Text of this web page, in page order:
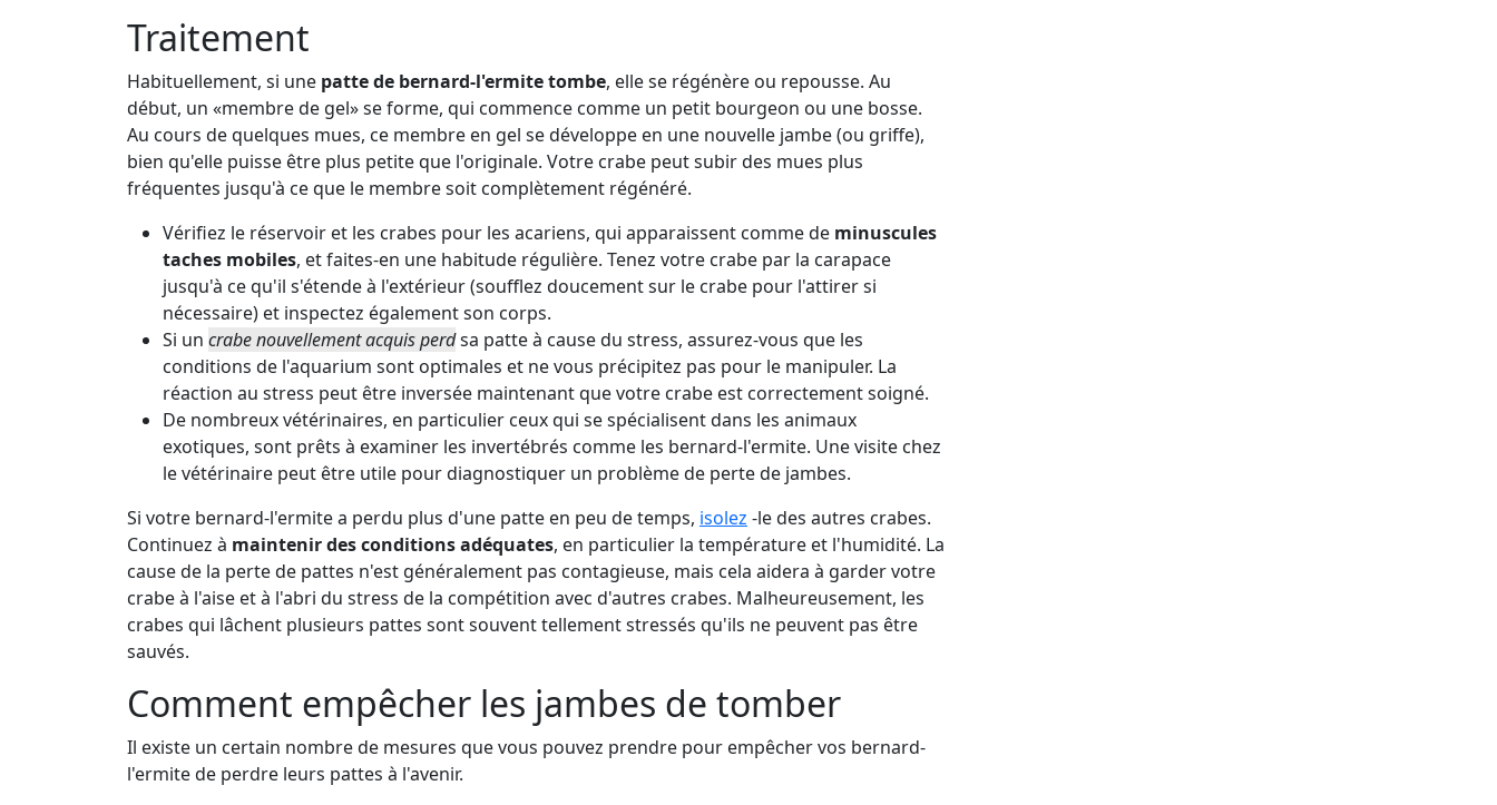
Traitement
Habituellement, si une patte de bernard-l'ermite tombe, elle se régénère ou repousse. Au
début, un «membre de gel» se forme, qui commence comme un petit bourgeon ou une bosse.
Au cours de quelques mues, ce membre en gel se développe en une nouvelle jambe (ou griffe),
bien qu'elle puisse être plus petite que l'originale. Votre crabe peut subir des mues plus
fréquentes jusqu'à ce que le membre soit complètement régénéré.
Vérifiez le réservoir et les crabes pour les acariens, qui apparaissent comme de minuscules
taches mobiles, et faites-en une habitude régulière. Tenez votre crabe par la carapace
jusqu'à ce qu'il s'étende à l'extérieur (soufflez doucement sur le crabe pour l'attirer si
nécessaire) et inspectez également son corps.
Si un crabe nouvellement acquis perdsa patte à cause du stress, assurez-vous que les
conditions de l'aquarium sont optimales et ne vous précipitez pas pour le manipuler. La
réaction au stress peut être inversée maintenant que votre crabe est correctement soigné.
De nombreux vétérinaires, en particulier ceux qui se spécialisent dans les animaux
exotiques, sont prêts à examiner les invertébrés comme les bernard-l'ermite. Une visite chez
le vétérinaire peut être utile pour diagnostiquer un problème de perte de jambes.
Si votre bernard-l'ermite a perdu plus d'une patte en peu de temps, isolez -le des autres crabes.
Continuez à maintenir des conditions adéquates, en particulier la température et l'humidité. La
cause de la perte de pattes n'est généralement pas contagieuse, mais cela aidera à garder votre
crabe à l'aise et à l'abri du stress de la compétition avec d'autres crabes. Malheureusement, les
crabes qui lâchent plusieurs pattes sont souvent tellement stressés qu'ils ne peuvent pas être
sauvés.
Comment empêcher les jambes de tomber
Il existe un certain nombre de mesures que vous pouvez prendre pour empêcher vos bernard-
l'ermite de perdre leurs pattes à l'avenir.